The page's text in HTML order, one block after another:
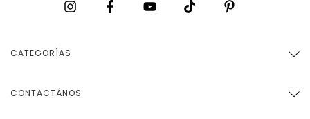
CATEGORÍAS
CONTACTÁNOS